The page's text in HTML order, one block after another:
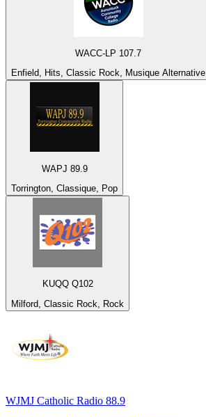
WACC-LP 107.7
Enfield, Hits, Classic Rock, Musique Alternative
WAPJ 89.9
Torrington, Classique, Pop
KUQQ Q102
Milford, Classic Rock, Rock
WJMJ Catholic Radio 88.9